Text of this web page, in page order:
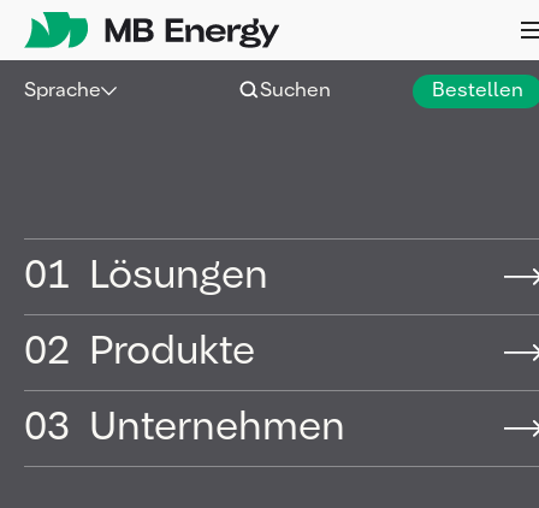
Skip
Sprache Suchen Bestellen
01
Lösungen
02
Produkte
03 Unternehmen
Kraftstofflösungen entlang der Energiewende.
Anbieter flüssiger Energieträger in unseren
Kernmärkten zu sein – heute und morgen. Dafür
investieren wir in innovative Projekte, Initiativen und
Technologien, die neue Energiequellen erschließen,